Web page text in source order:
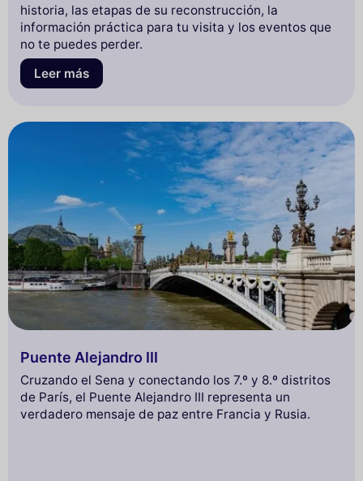
historia, las etapas de su reconstrucción, la
información práctica para tu visita y los eventos que
no te puedes perder.
Leer más
Puente Alejandro III
Cruzando el Sena y conectando los 7.º y 8.º distritos
de París, el Puente Alejandro III representa un
verdadero mensaje de paz entre Francia y Rusia.